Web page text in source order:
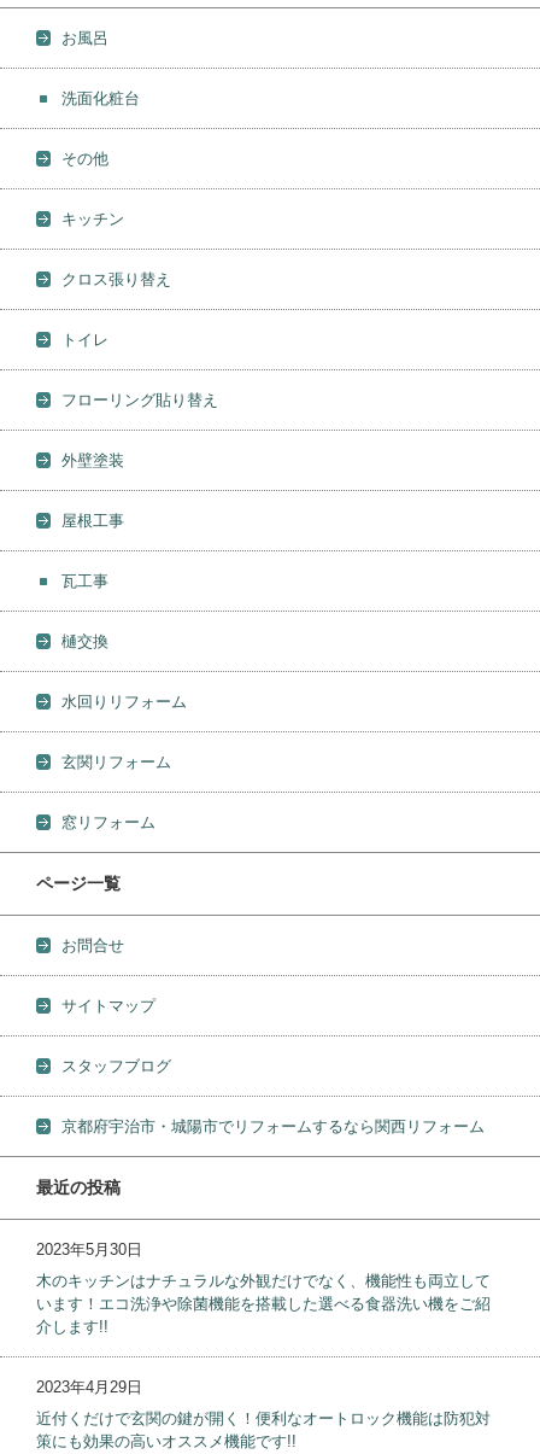
お風呂
洗面化粧台
その他
キッチン
クロス張り替え
トイレ
フローリング貼り替え
外壁塗装
屋根工事
瓦工事
樋交換
水回りリフォーム
玄関リフォーム
窓リフォーム
ページ一覧
お問合せ
サイトマップ
スタッフブログ
京都府宇治市・城陽市でリフォームするなら関西リフォーム
最近の投稿
2023年5月30日
木のキッチンはナチュラルな外観だけでなく、機能性も両立して
います！エコ洗浄や除菌機能を搭載した選べる食器洗い機をご紹
介します!!
2023年4月29日
近付くだけで玄関の鍵が開く！便利なオートロック機能は防犯対
策にも効果の高いオススメ機能です!!